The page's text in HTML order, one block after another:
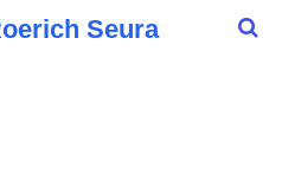
Seura